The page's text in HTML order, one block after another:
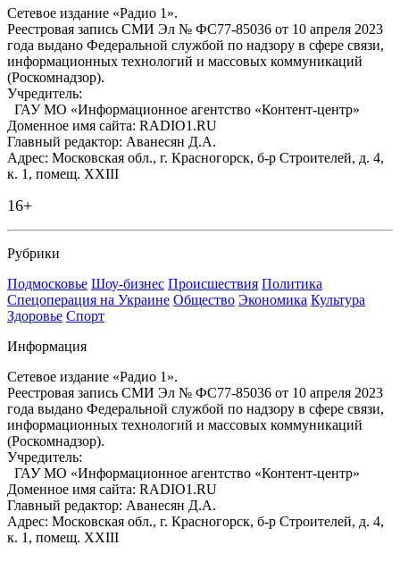
Сетевое издание «Радио 1».
Реестровая запись СМИ Эл № ФС77-85036 от 10 апреля 2023
года выдано Федеральной службой по надзору в сфере связи,
информационных технологий и массовых коммуникаций
(Роскомнадзор).
Учредитель:
ГАУ МО «Информационное агентство «Контент-центр»
Доменное имя сайта: RADIO1.RU
Главный редактор: Аванесян Д.А.
Адрес: Московская обл., г. Красногорск, б-р Строителей, д. 4,
к. 1, помещ. XXIII
16+
Рубрики
Подмосковье Шоу-бизнес Происшествия Политика
Спецоперация на Украине Общество Экономика Культура
Здоровье Спорт
Информация
Сетевое издание «Радио 1».
Реестровая запись СМИ Эл № ФС77-85036 от 10 апреля 2023
года выдано Федеральной службой по надзору в сфере связи,
информационных технологий и массовых коммуникаций
(Роскомнадзор).
Учредитель:
ГАУ МО «Информационное агентство «Контент-центр»
Доменное имя сайта: RADIO1.RU
Главный редактор: Аванесян Д.А.
Адрес: Московская обл., г. Красногорск, б-р Строителей, д. 4,
к. 1, помещ. XXIII